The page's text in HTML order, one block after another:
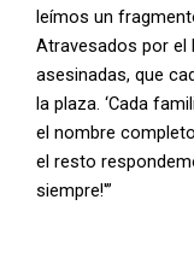
leímos un
Atravesados por el
asesinadas, que
la plaza. ‘Cada
el nombre
el resto
siempre!'”